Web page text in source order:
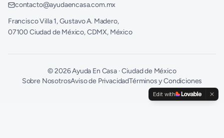
contacto@ayudaencasa.com.mx
Francisco Villa 1, Gustavo A. Madero,
07100 Ciudad de México, CDMX, México
©2026Ayuda En Casa · Ciudad de México
Sobre NosotrosAviso de PrivacidadTérminos y Condiciones
Edit with